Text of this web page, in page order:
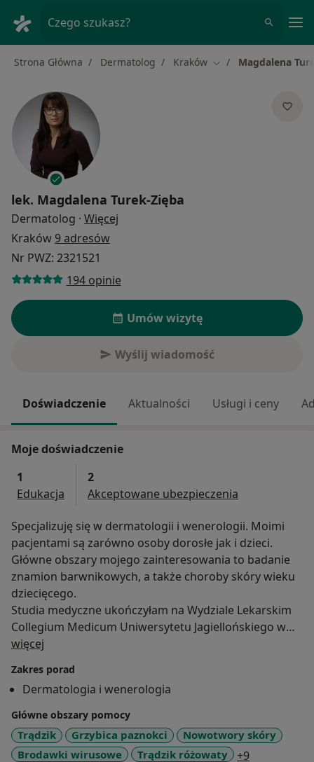
Czego szukasz?
Strona Główna Dermatolog Kraków Zmień miasto
Magdalena
lek. Magdalena Turek-Zięba
Dermatolog · Więcej
Kraków 9 adresów
Nr PWZ: 2321521
194 opinie
Umów wizytę
Wyślij wiadomość
Doświadczenie Aktualności Usługi i ceny
Moje doświadczenie
1
Edukacja
2
Akceptowane ubezpieczenia
Specjalizuję się w dermatologii i wenerologii. Moimi
pacjentami są zarówno osoby dorosłe jak i dzieci.
Główne obszary mojego zainteresowania to badanie
znamion barwnikowych, a także choroby skóry wieku
dziecięcego.
Studia medyczne ukończyłam na Wydziale Lekarskim
Collegium Medicum Uniwersytetu Jagiellońskiego w
Krakowie. Szkolenie specjalizacyjne odbywałam w
Jest członkiem Polskiego Towarzystwa
Dermatologicznego oraz Europejskiego Towarzystwa
Dermatologii i Wenerologii (EADV).
więcej
Zakres porad
Dermatologia i wenerologia
Główne obszary pomocy
Trądzik Grzybica paznokci
Nowotwory skóry
Brodawki wirusowe
Trądzik różowaty +9